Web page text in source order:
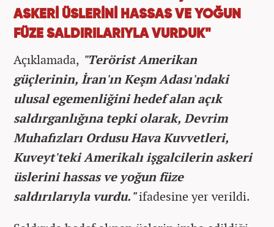
ASKERİ ÜSLERİNİ HASSAS VE YOĞUN
FÜZE SALDIRILARIYLA VURDUK"
Açıklamada, "Terörist Amerikan
güçlerinin, İran'ın Keşm Adası'ndaki
ulusal egemenliğini hedef alan açık
saldırganlığına tepki olarak, Devrim
Muhafızları Ordusu Hava Kuvvetleri,
Kuveyt'teki Amerikalı işgalcilerin askeri
üslerini hassas ve yoğun füze
saldırılarıyla vurdu."ifadesine yer verildi.